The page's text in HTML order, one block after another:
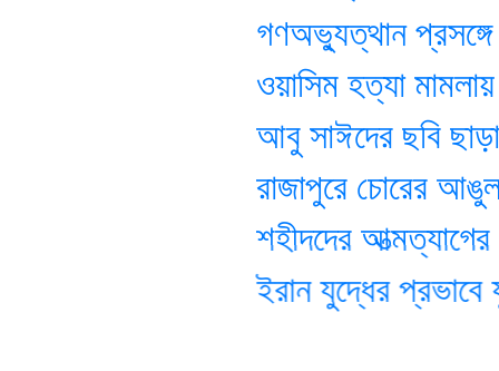
গণঅভ্যুত্থান প্রসঙ্গে
ওয়াসিম হত্যা
আবু সাঈদের ছবি ছাড়া
রাজাপুরে চোরের
শহীদদের
ইরান যুদ্ধের প্রভাবে